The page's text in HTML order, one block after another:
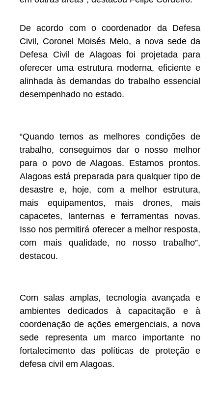
De acordo com o coordenador da Defesa
Civil, Coronel Moisés Melo, a nova sede da
Defesa Civil de Alagoas foi projetada para
oferecer uma estrutura moderna, eficiente e
alinhada às demandas do trabalho essencial
desempenhado no estado.
“Quando temos as melhores condições de
trabalho, conseguimos dar o nosso melhor
para o povo de Alagoas. Estamos prontos.
Alagoas está preparada para qualquer tipo de
desastre e, hoje, com a melhor estrutura,
mais equipamentos, mais drones, mais
capacetes, lanternas e ferramentas novas.
Isso nos permitirá oferecer a melhor resposta,
com mais qualidade, no nosso trabalho”,
destacou.
Com salas amplas, tecnologia avançada e
ambientes dedicados à capacitação e à
coordenação de ações emergenciais, a nova
sede representa um marco importante no
fortalecimento das políticas de proteção e
defesa civil em Alagoas.